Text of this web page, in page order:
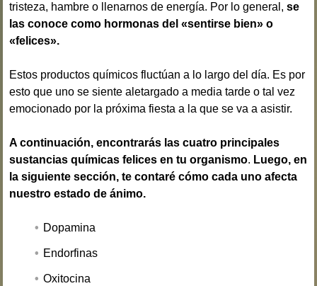
tristeza, hambre o llenarnos de energía. Por lo general,se
las conoce como hormonas del «sentirse bien» o
«felices».
Estos productos químicos fluctúan a lo largo del día. Es por
esto que uno se siente aletargado a media tarde o tal vez
emocionado por la próxima fiesta a la que se va a asistir.
A continuación, encontrarás las cuatro principales
sustancias químicas felices en tu organismo. Luego, en
la siguiente sección, te contaré cómo cada uno afecta
nuestro estado de ánimo.
Dopamina
Endorfinas
Oxitocina